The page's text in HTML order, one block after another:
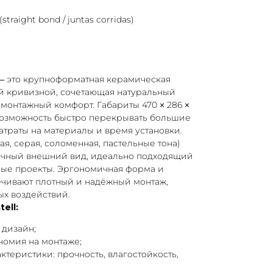
bond / juntas corridas)
это крупноформатная керамическая
кривизной, сочетающая натуральный
комфорт. Габариты 470 × 286 ×
быстро перекрывать большие
на материалы и время установки.
серая, соломенная, пастельные тона)
внешний вид, идеально подходящий
проекты. Эргономичная форма и
плотный и надёжный монтаж,
воздействий.
на монтаже;
прочность, влагостойкость,